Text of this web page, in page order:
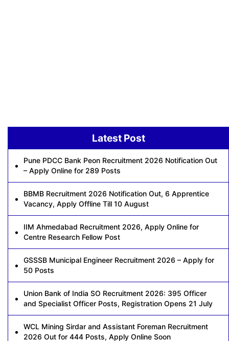
Latest Post
Pune PDCC Bank Peon Recruitment 2026 Notification Out
– Apply Online for 289 Posts
BBMB Recruitment 2026 Notification Out, 6 Apprentice
Vacancy, Apply Offline Till 10 August
IIM Ahmedabad Recruitment 2026, Apply Online for
Centre Research Fellow Post
GSSSB Municipal Engineer Recruitment 2026 – Apply for
50 Posts
Union Bank of India SO Recruitment 2026: 395 Officer
and Specialist Officer Posts, Registration Opens 21 July
WCL Mining Sirdar and Assistant Foreman Recruitment
2026 Out for 444 Posts, Apply Online Soon